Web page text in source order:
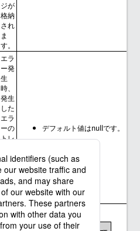
ジが
格納
され
ま
す。
エラ
ー発
生
時、
発生
した
エラ
ーの
トレ
情報
が格
納さ
れま
す。
デフォルト値はnullです。
セージ、制限事項
メッセー 例外メッ